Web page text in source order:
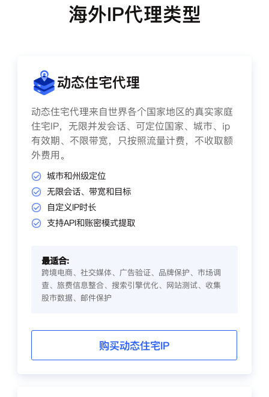
海外IP代理类型
动态住宅代理
动态住宅代理来自世界各个国家地区的真实家庭
住宅IP，无限并发会话、可定位国家、城市、ip
有效期、不限带宽，只按照流量计费，不收取额
外费用。
城市和州级定位
无限会话、带宽和目标
自定义IP时长
支持API和账密模式提取
最适合:
跨境电商、社交媒体、广告验证、品牌保护、市场调
查、旅费信息整合、搜索引擎优化、网站测试、收集
股市数据、邮件保护
购买动态住宅IP